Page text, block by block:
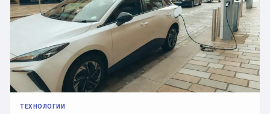
ТЕХНОЛОГИИ